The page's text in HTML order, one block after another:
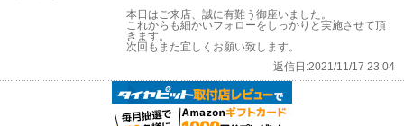
本日はご来店、誠に有難う御座いました。
これからも細かいフォローをしっかりと実施させて頂
きます。
次回もまた宜しくお願い致します。
返信日:2021/11/17 23:04